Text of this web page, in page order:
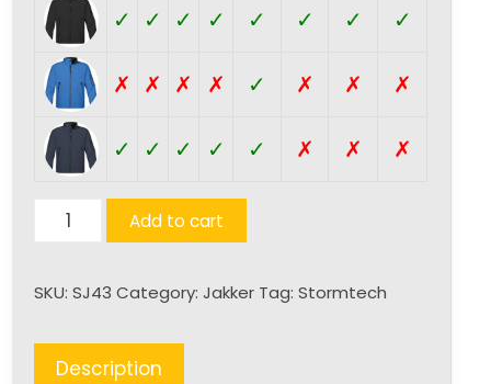
✓ ✓ ✓ ✓ ✓ ✓ ✓ ✓
✗ ✗ ✗ ✗ ✓ ✗ ✗ ✗
✓ ✓ ✓ ✓ ✓ ✗ ✗ ✗
Cruise
(H)
Add to cart
SKU:SJ43 Category:Jakker Tag:Stormtech
Description